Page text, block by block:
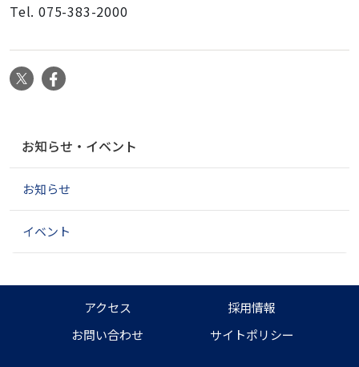
Tel. 075-383-2000
X
ゲ
シ
ン
お知らせ・イベント
お知らせ
イベント
アクセス
採用情報
お問い合わせ
サイトポリシー